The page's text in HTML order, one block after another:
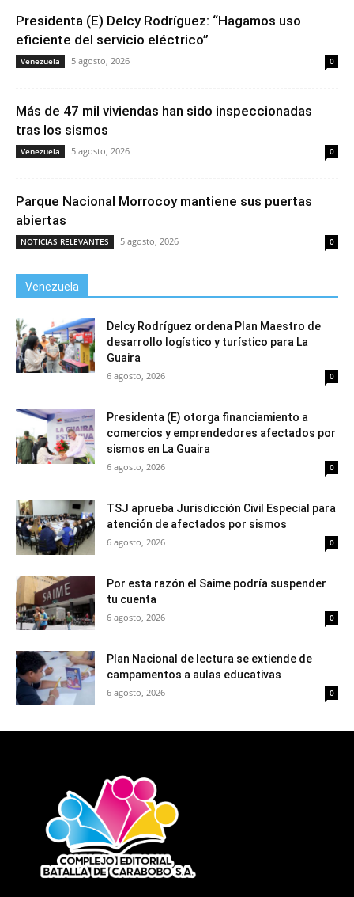
Presidenta (E) Delcy Rodríguez: “Hagamos uso
eficiente del servicio eléctrico”
Venezuela 5 agosto, 2026 0
Más de 47 mil viviendas han sido inspeccionadas
tras los sismos
Venezuela 5 agosto, 2026 0
Parque Nacional Morrocoy mantiene sus puertas
abiertas
NOTICIAS RELEVANTES 5 agosto, 2026 0
Venezuela
Delcy Rodríguez ordena Plan Maestro de
desarrollo logístico y turístico para La
Guaira
6 agosto, 2026 0
Presidenta (E) otorga financiamiento a
comercios y emprendedores afectados por
sismos en La Guaira
6 agosto, 2026 0
TSJ aprueba Jurisdicción Civil Especial para
atención de afectados por sismos
6 agosto, 2026 0
Por esta razón el Saime podría suspender
tu cuenta
6 agosto, 2026 0
Plan Nacional de lectura se extiende de
campamentos a aulas educativas
6 agosto, 2026 0